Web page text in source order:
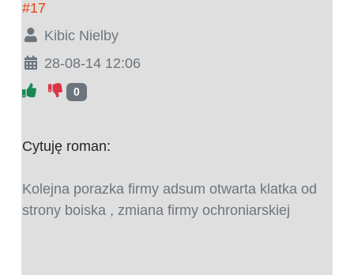
#17
Kibic Nielby
28-08-14 12:06
0
Cytuję roman:
Kolejna porazka firmy adsum otwarta klatka od
strony boiska , zmiana firmy ochroniarskiej